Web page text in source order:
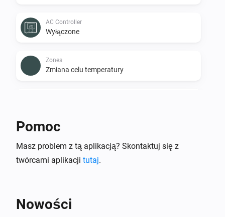
AC Controller
Wyłączone
Zones
Zmiana celu temperatury
Włączone
Pomoc
Masz problem z tą aplikacją? Skontaktuj się z
twórcami aplikacji tutaj.
Nowości